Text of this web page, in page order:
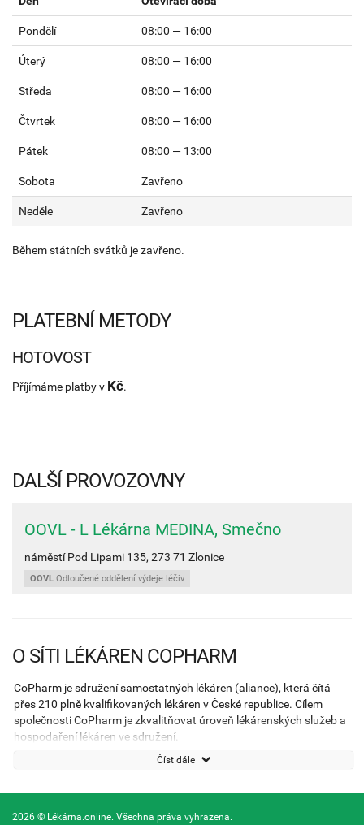
Pondělí 08:00 — 16:00
Úterý 08:00 — 16:00
Středa 08:00 — 16:00
Čtvrtek 08:00 — 16:00
Pátek 08:00 — 13:00
Sobota Zavřeno
Neděle Zavřeno
Během státních svátků je zavřeno.
PLATEBNÍ METODY
HOTOVOST
Příjímáme platby v Kč.
DALŠÍ PROVOZOVNY
OOVL - L Lékárna MEDINA, Smečno
náměstí Pod Lipami 135, 273 71 Zlonice
OOVL Odloučené oddělení výdeje léčiv
O SÍTI LÉKÁREN COPHARM
CoPharm je sdružení samostatných lékáren (aliance), která čítá
přes 210 plně kvalifikovaných lékáren v České republice. Cílem
společnosti CoPharm je zkvalitňovat úroveň lékárenských služeb a
hospodaření lékáren ve sdružení.
Číst dále
2026 © Lékárna.online. Všechna práva vyhrazena.